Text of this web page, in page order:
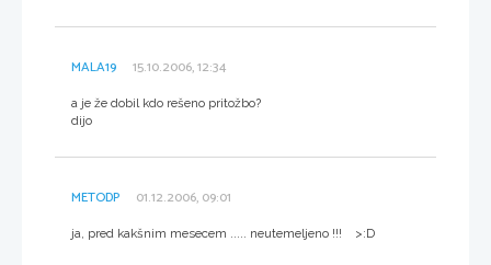
MALA19 15.10.2006, 12:34
a je že dobil kdo rešeno pritožbo?
dijo
METODP 01.12.2006, 09:01
ja, pred kakšnim mesecem ..... neutemeljeno !!! >:D